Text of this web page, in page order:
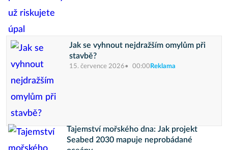
Jak se vyhnout nejdražším omylům při
stavbě?
15. července 2026 00:00 Reklama
Tajemství mořského dna: Jak projekt
Seabed 2030 mapuje neprobádané